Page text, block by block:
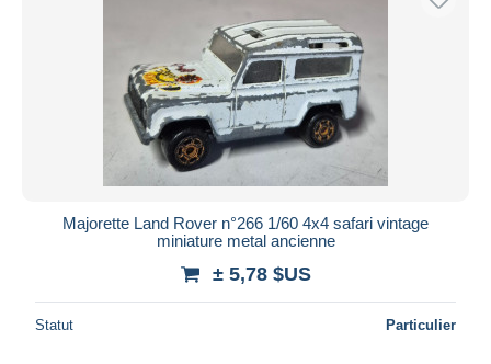
Majorette Land Rover n°266 1/60 4x4 safari vintage
miniature metal ancienne
± 5,78 $US
Statut Particulier